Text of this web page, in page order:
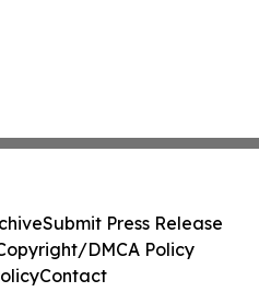
Submit Press Release
DMCA Policy
Contact